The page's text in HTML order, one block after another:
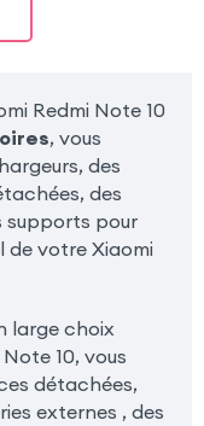
Redmi Note 10
, vous
des
des
supports pour
de votre Xiaomi
large choix
10, vous
détachées,
externes , des